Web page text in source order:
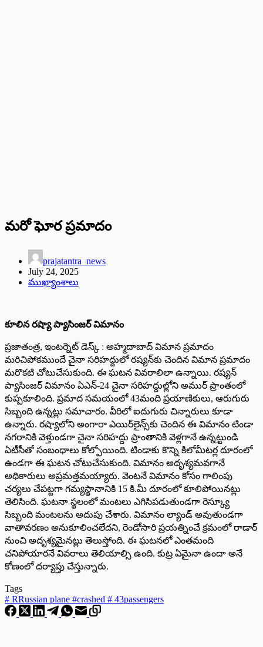
మరో ఘోర ప్రమాదం
prajatantra_news
July 24, 2025
ముఖ్యాంశాలు
కూలిన రష్యా ప్యాసింజర్‌ విమానం
ప్రజాతంత్ర, ఇంటర్నెట్‌ డెస్క్‌ : అహ్మదాబాద్‌ విమాన ప్రమాదం
మరిచిపోకముందే చైనా సరిహద్దులో రష్యన్‌కు చెందిన విమాన ప్రమాదం
మరొకటి చోటుచేసుకుంది. ఈ ఘటన వివరాలిలా ఉన్నాయి. రష్యన్‌
ప్యాసింజర్‌ విమానం ఏఎన్‌-24 చైనా సరిహద్దుల్లోని అముర్‌ ప్రాంతంలో
కుప్పకూలింది. ప్రమాద సమయంలో 43మంది ప్రయాణికులు, ఆరుగురు
సిబ్బంది ఉన్నట్లు సమాచారం. వీరిలో ఐదుగురు చిన్నారులు కూడా
ఉన్నారు. రష్యాలోని అంగారా ఎయిర్‌లైన్స్‌కు చెందిన ఈ విమానం టిండా
నగరానికి వెళ్తుండగా చైనా సరిహద్దు ప్రాంతానికి వెళ్లగానే ఉన్నట్టుండి
ఏటీసీతో సంబంధాలు కోల్పోయింది. టిండాకు కొన్ని కిలోమీటర్ల దూరంలో
ఉండగా ఈ ఘటన చోటుచేసుకుంది. విమానం అదృశ్యమవగానే
అధికారులు అప్రమత్తమయ్యారు. వెంటనే విమానం కోసం గాలింపు
చర్యలు చేపట్టగా గమ్యస్థానానికి 15 కి.మీ దూరంలో కూలిపోయినట్లు
తెలిసింది. ఘటనా స్థలంలో మంటలు ఎగిసిపడుతుండగా రెస్క్యూ
సిబ్బంది మంటలను అదుపు చేశారు. విమానం ల్యాండ్‌ అవుతుండగా
వాతావరణం అనుకూలించలేదని, రెండోసారి ప్రయత్నించే క్రమంలో రాడార్‌
నుంచి అదృశ్యమైనట్లు తెలుస్తోంది. ఈ ఘటనలో ఎంతమంది
చనిపోయారనే వివరాలు తెలియాల్సి ఉంది. కుట్ర ఏమైనా ఉందా అనే
కోణంలో దర్యాప్తు చేస్తున్నారు.
Tags
# RRussian plane #crashed # 43passengers